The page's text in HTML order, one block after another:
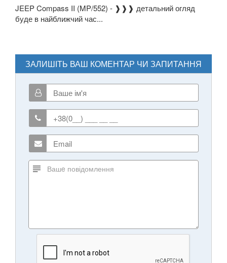
JEEP Compass II (MP/552) - ❱❱❱ детальний огляд
буде в найближчий час...
ЗАЛИШІТЬ ВАШ КОМЕНТАР ЧИ ЗАПИТАННЯ